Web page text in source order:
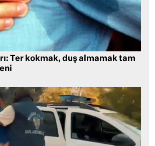
Ter kokmak, duş almamak tam